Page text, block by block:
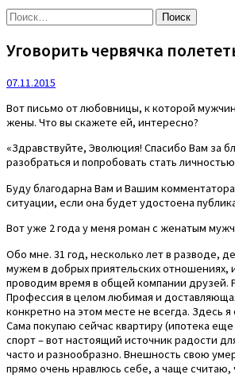
Найти:
Уговорить червячка
07.11.2015
Вот письмо от любовницы, к которой
жены. Что вы скажете ей, интересно?
«Здравствуйте, Эволюция! Спасибо Вам за
разобраться и попробовать стать
Буду благодарна Вам и Вашим
ситуации, если она будет удостоена
Вот уже 2 года у меня роман с женатым
Обо мне. 31 год, несколько лет в разводе,
мужем в добрых приятельских отношениях,
проводим время в общей компании друзей.
Профессия в целом любимая и
конкретно на этом месте не всегда. Здесь я
Сама покупаю сейчас квартиру (ипотека
спорт – вот настоящий источник радости
часто и разнообразно. Внешность свою
прямо очень нравлюсь себе, а чаще считаю,